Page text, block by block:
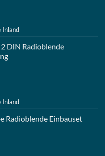
Inland
DIN Radioblende
Inland
Radioblende Einbauset